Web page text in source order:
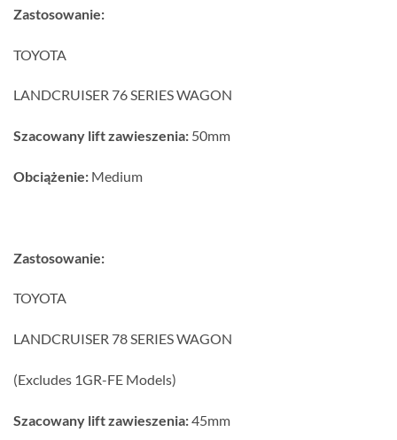
Zastosowanie:
TOYOTA
LANDCRUISER 76 SERIES WAGON
Szacowany lift zawieszenia: 50mm
Obciążenie: Medium
Zastosowanie:
TOYOTA
LANDCRUISER 78 SERIES WAGON
(Excludes 1GR-FE Models)
Szacowany lift zawieszenia:45mm